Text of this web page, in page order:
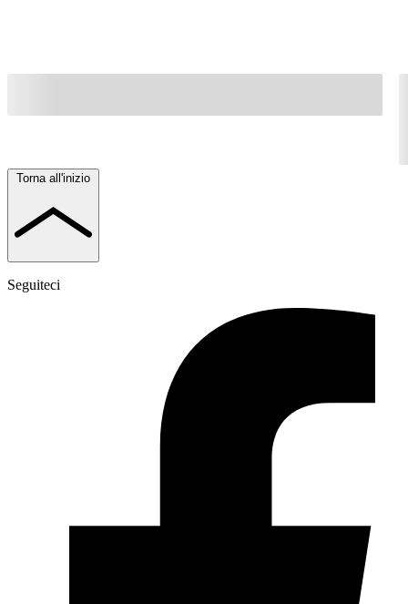
Torna all'inizio
Seguiteci